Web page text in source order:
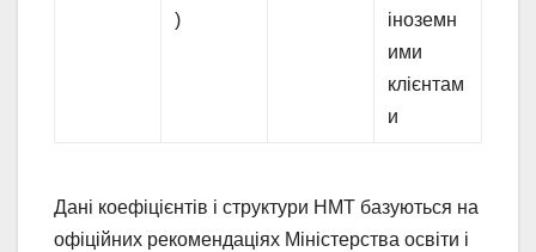
)
іноземн
ими
клієнтам
и
Дані коефіцієнтів і структури НМТ базуються на
офіційних рекомендаціях Міністерства освіти і